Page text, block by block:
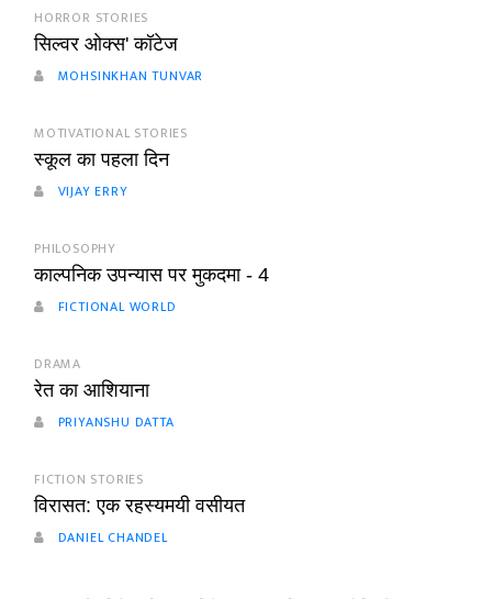
HORROR STORIES
सिल्वर ओक्स' कॉटेज
MOHSINKHAN TUNVAR
MOTIVATIONAL STORIES
स्कूल का पहला दिन
VIJAY ERRY
PHILOSOPHY
काल्पनिक उपन्यास पर मुकदमा - 4
FICTIONAL WORLD
DRAMA
रेत का आशियाना
PRIYANSHU DATTA
FICTION STORIES
विरासत: एक रहस्यमयी वसीयत
DANIEL CHANDEL